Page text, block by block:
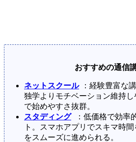
おすすめの通信
ネットスクール
：経験豊富な
独学よりモチベーション維持
で始めやすさ抜群。
スタディング
：低価格で効率
ト。スマホアプリでスキマ時
をスムーズに進められる。